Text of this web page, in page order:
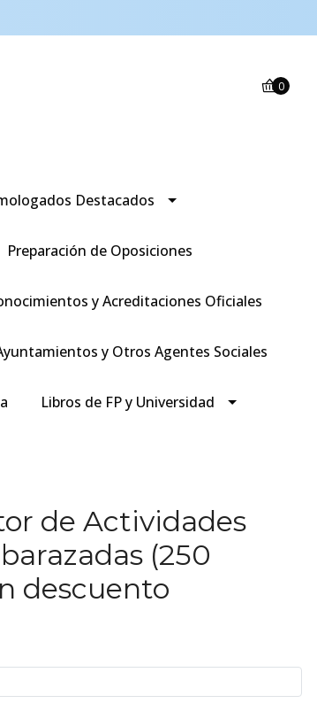
0
Destacados
Preparación de Oposiciones
y Acreditaciones Oficiales
y Otros Agentes Sociales
Libros de FP y Universidad
de Actividades
(250
descuento